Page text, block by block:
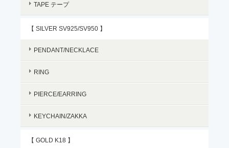
TAPE テープ
【 SILVER SV925/SV950 】
PENDANT/NECKLACE
RING
PIERCE/EARRING
KEYCHAIN/ZAKKA
【 GOLD K18 】